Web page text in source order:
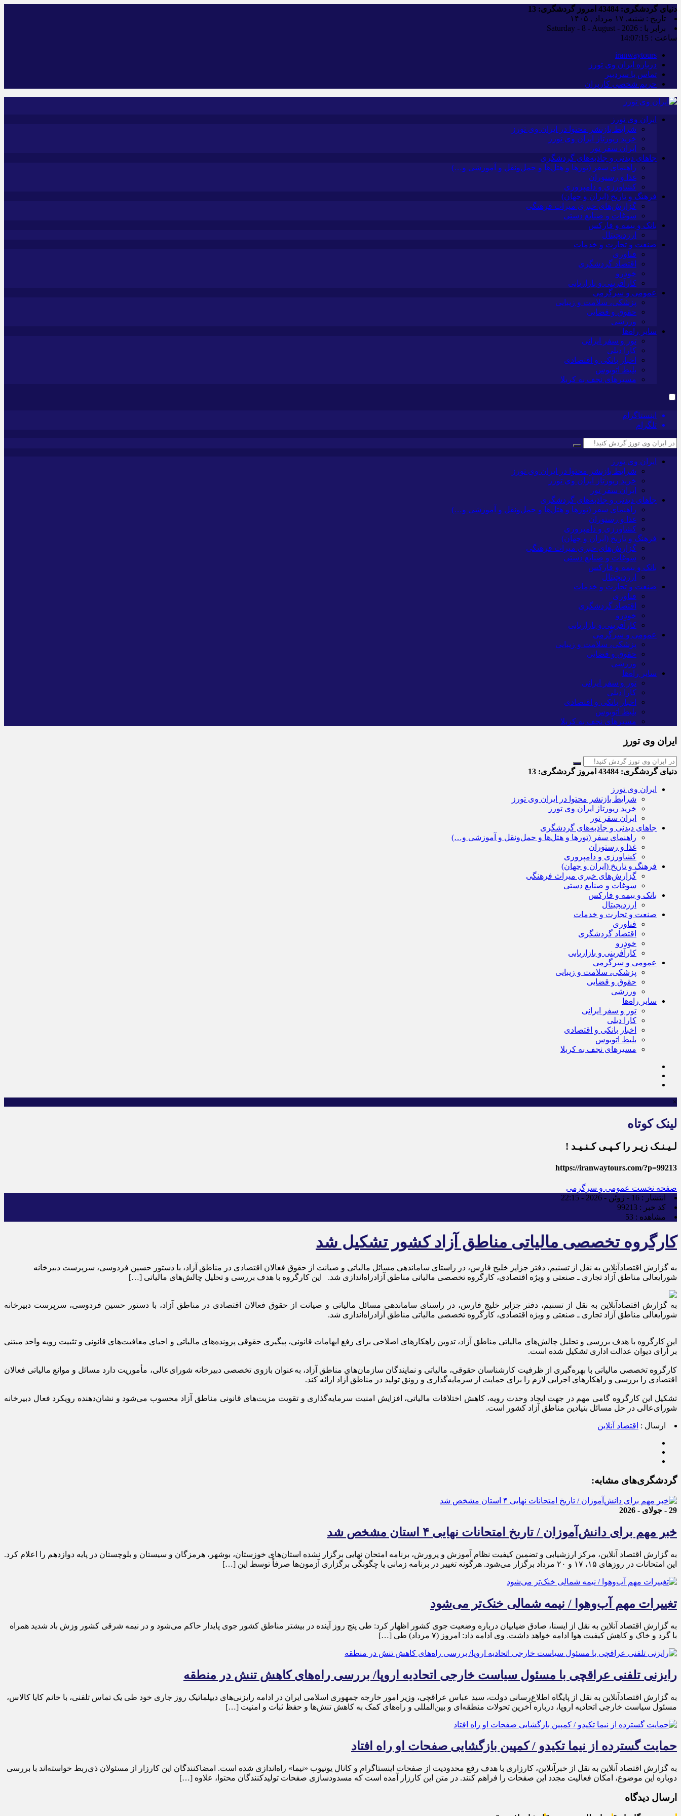
دنیای گردشگری: امروز گردشگری:
تاریخ : شنبه, ۱۷ مرداد , ۱۴۰۵
برابر با : Saturday - 8 - August - 2026
ساعت : 14:07:16
iranwaytours
درباره ایران وی تورز
تماس با سردبیر
حریم شخصی کاربران
ایران وی تورز
شرایط بازنشر محتوا در ایران وی تورز
خرید رپورتاژ ایران وی تورز
ایران سفر تور
جاهای دیدنی و جاذبه‌های گردشگری
راهنمای سفر (تورها و هتل‌ها و حمل‌و‌نقل و آموزشی و…)
غذا و رستوران
کشاورزی و دامپروری
فرهنگ و تاریخ (ایران و جهان)
گزارش‌های خبری میراث فرهنگی
سوغات و صنایع دستی
بانک و بیمه و فارکس
ارزدیجیتال
صنعت و تجارت و خدمات
فناوری
اقتصاد گردشگری
خودرو
کارآفرینی و بازاریابی
عمومی و سرگرمی
پزشکی، سلامت و زیبایی
حقوق و قضایی
ورزشی
سایر راه‌ها
تور و سفر ایرانی
کارا دیلی
اخبار بانکی و اقتصادی
بلیط اتوبوس
مسیرهای نجف به کربلا
اینستاگرام
تلگرام
ایران وی تورز
شرایط بازنشر محتوا در ایران وی تورز
خرید رپورتاژ ایران وی تورز
ایران سفر تور
جاهای دیدنی و جاذبه‌های گردشگری
راهنمای سفر (تورها و هتل‌ها و حمل‌و‌نقل و آموزشی و…)
غذا و رستوران
کشاورزی و دامپروری
فرهنگ و تاریخ (ایران و جهان)
گزارش‌های خبری میراث فرهنگی
سوغات و صنایع دستی
بانک و بیمه و فارکس
ارزدیجیتال
صنعت و تجارت و خدمات
فناوری
اقتصاد گردشگری
خودرو
کارآفرینی و بازاریابی
عمومی و سرگرمی
پزشکی، سلامت و زیبایی
حقوق و قضایی
ورزشی
سایر راه‌ها
تور و سفر ایرانی
کارا دیلی
اخبار بانکی و اقتصادی
بلیط اتوبوس
مسیرهای نجف به کربلا
ایران وی تورز
دنیای گردشگری: امروز گردشگری:
ایران وی تورز
شرایط بازنشر محتوا در ایران وی تورز
خرید رپورتاژ ایران وی تورز
ایران سفر تور
جاهای دیدنی و جاذبه‌های گردشگری
راهنمای سفر (تورها و هتل‌ها و حمل‌و‌نقل و آموزشی و…)
غذا و رستوران
کشاورزی و دامپروری
فرهنگ و تاریخ (ایران و جهان)
گزارش‌های خبری میراث فرهنگی
سوغات و صنایع دستی
بانک و بیمه و فارکس
ارزدیجیتال
صنعت و تجارت و خدمات
فناوری
اقتصاد گردشگری
خودرو
کارآفرینی و بازاریابی
عمومی و سرگرمی
پزشکی، سلامت و زیبایی
حقوق و قضایی
ورزشی
سایر راه‌ها
تور و سفر ایرانی
کارا دیلی
اخبار بانکی و اقتصادی
بلیط اتوبوس
مسیرهای نجف به کربلا
×
لینک کوتاه
لـیـنـک زیـر را کـپـی کـنـیـد !
https://iranwaytours.com/?p=99213
صفحه نخست عمومی و سرگرمی
انتشار : 16 - ژوئن - 2026 - 22:15
کد خبر : 99213
مشاهده : 53
کارگروه تخصصی مالیاتی مناطق آزاد کشور تشکیل شد
به گزارش اقتصادآنلاین به نقل از تسنیم، دفتر جزایر خلیج فارس، در راستای ساماندهی مسائل مالیاتی و صیانت از حقوق فعالان اقتصادی در مناطق آزاد، با دستور حسین فردوسی، سرپرست دبیرخانه
شورایعالی مناطق آزاد تجاری ـ صنعتی و ویژه اقتصادی، کارگروه تخصصی مالیاتی مناطق آزادراه‌اندازی شد. این کارگروه با هدف بررسی و تحلیل چالش‌های مالیاتی […]
به گزارش اقتصادآنلاین به نقل از تسنیم، دفتر جزایر خلیج فارس، در راستای ساماندهی مسائل مالیاتی و صیانت از حقوق فعالان اقتصادی در مناطق آزاد، با دستور حسین فردوسی، سرپرست دبیرخانه
شورایعالی مناطق آزاد تجاری ـ صنعتی و ویژه اقتصادی، کارگروه تخصصی مالیاتی مناطق آزادراه‌اندازی شد.
این کارگروه با هدف بررسی و تحلیل چالش‌های مالیاتی مناطق آزاد، تدوین راهکار‌های اصلاحی برای رفع ابهامات قانونی، پیگیری حقوقی پرونده‌های مالیاتی و احیای معافیت‌های قانونی و تثبیت رویه واحد مبتنی
بر آرای دیوان عدالت اداری تشکیل شده است.
کارگروه تخصصی مالیاتی با بهره‌گیری از ظرفیت کارشناسان حقوقی، مالیاتی و نمایندگان سازمان‌های مناطق آزاد، به‌عنوان بازوی تخصصی دبیرخانه شورای‌عالی، مأموریت دارد مسائل و موانع مالیاتی فعالان
اقتصادی را بررسی و راهکار‌های اجرایی لازم را برای حمایت از سرمایه‌گذاری و رونق تولید در مناطق آزاد ارائه کند.
تشکیل این کارگروه گامی مهم در جهت ایجاد وحدت رویه، کاهش اختلافات مالیاتی، افزایش امنیت سرمایه‌گذاری و تقویت مزیت‌های قانونی مناطق آزاد محسوب می‌شود و نشان‌دهنده رویکرد فعال دبیرخانه
شورای‌عالی در حل مسائل بنیادین مناطق آزاد کشور است.
ارسال : اقتصاد آنلاین
گردشگری‌های مشابه:
29 - جولای - 2026
خبر مهم برای دانش‌آموزان / تاریخ امتحانات نهایی ۴ استان مشخص شد
به گزارش اقتصاد آنلاین، مرکز ارزشیابی و تضمین کیفیت نظام آموزش و پرورش، برنامه امتحان نهایی برگزار نشده استان‌های خوزستان، بوشهر، هرمزگان و سیستان و بلوچستان در پایه دوازدهم را اعلام کرد.
این امتحانات در روز‌های ۱۵، ۱۷ و ۲۰ مرداد برگزار می‌شود. هرگونه تغییر در برنامه زمانی یا چگونگی برگزاری آزمون‌ها صرفاً توسط این […]
تغییرات مهم آب‌وهوا / نیمه شمالی خنک‌تر می‌شود
به گزارش اقتصاد آنلاین به نقل از ایسنا، صادق ضیاییان درباره وضعیت جوی کشور اظهار کرد: طی پنج روز آینده در بیشتر مناطق کشور جوی پایدار حاکم می‌شود و در نیمه شرقی کشور وزش باد شدید همراه
با گرد و خاک و کاهش کیفیت هوا ادامه خواهد داشت. وی ادامه داد: امروز (۷ مرداد) طی […]
رایزنی تلفنی عراقچی با مسئول سیاست خارجی اتحادیه اروپا/ بررسی راه‌های کاهش تنش در منطقه
به گزارش اقتصادآنلاین به نقل از پایگاه اطلاع‌رسانی دولت، سید عباس عراقچی، وزیر امور خارجه جمهوری اسلامی ایران در ادامه رایزنی‌های دیپلماتیک روز جاری خود طی یک تماس تلفنی، با خانم کایا کالاس،
مسئول سیاست خارجی اتحادیه اروپا، درباره آخرین تحولات منطقه‌ای و بین‌المللی و راه‌های کمک به کاهش تنش‌ها و حفظ ثبات و امنیت […]
حمایت گسترده از نیما تکیدو / کمپین بازگشایی صفحات او راه افتاد
به گزارش اقتصاد آنلاین به نقل از خبرآنلاین، کارزاری با هدف رفع محدودیت از صفحات اینستاگرام و کانال یوتیوب «نیما» راه‌اندازی شده است. امضاکنندگان این کارزار از مسئولان ذی‌ربط خواسته‌اند با بررسی
دوباره این موضوع، امکان فعالیت مجدد این صفحات را فراهم کنند. در متن این کارزار آمده است که مسدودسازی صفحات تولیدکنندگان محتوا، علاوه […]
ارسال دیدگاه